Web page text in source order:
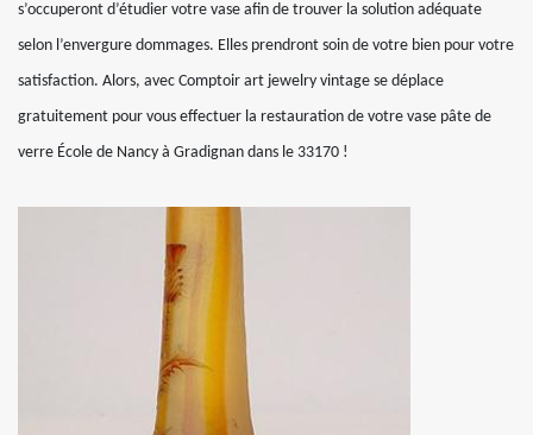
s’occuperont d’étudier votre vase afin de trouver la solution adéquate
selon l’envergure dommages. Elles prendront soin de votre bien pour votre
satisfaction. Alors, avec Comptoir art jewelry vintage se déplace
gratuitement pour vous effectuer la restauration de votre vase pâte de
verre École de Nancy à Gradignan dans le 33170 !